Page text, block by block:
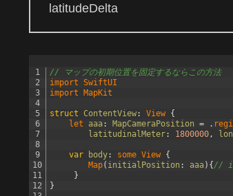
latitudeDelta
1
2
3
4
5
6
7
8
9
10
11
12
// マップの初期位置を固定するならこの方法
import SwiftUI
import MapKit
struct ContentView : View {
let aaa : MapCameraPosition = .
latitudinalMeter : 1800000,
var body : some View {
Map( initialPosition : aaa) { //
}
}